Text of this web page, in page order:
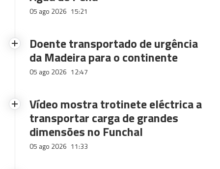
05 ago 2026 15:21
Doente transportado de urgência
da Madeira para o continente
05 ago 2026 12:47
Vídeo mostra trotinete eléctrica a
transportar carga de grandes
dimensões no Funchal
05 ago 2026 11:33